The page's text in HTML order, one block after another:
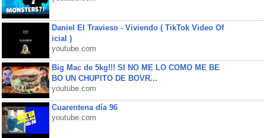
Daniel El Travieso - Viviendo ( TikTok Video Of
icial )
youtube.com
Big Mac de 5kg!!! SI NO ME LO COMO ME BE
BO UN CHUPITO DE BOVR...
youtube.com
Cuarentena día 96
youtube.com